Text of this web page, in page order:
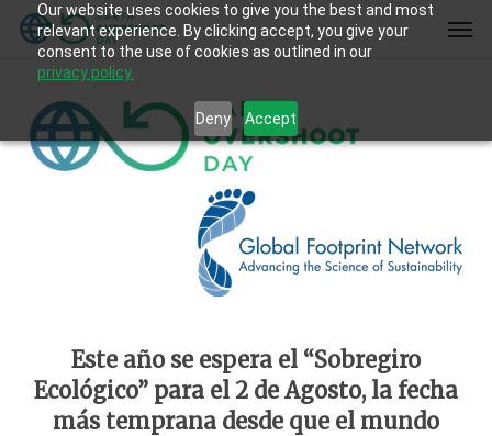
Our website uses cookies to give you the best and most
relevant experience. By clicking accept, you give your
consent to the use of cookies as outlined in our
privacy policy.
Deny Accept
Skip
content
Este año se espera el “Sobregiro
Ecológico” para el 2 de Agosto, la fecha
más temprana desde que el mundo